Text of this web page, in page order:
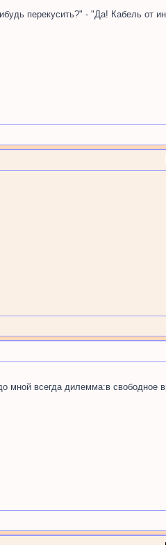
перекусить?" - "Да! Кабель от
мной всегда дилемма:в свободное